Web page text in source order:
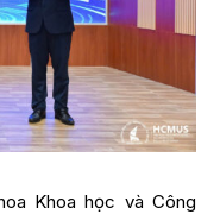
Khoa học và Công